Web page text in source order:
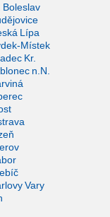
Boleslav
Lípa
Místek
Kr.
n.N.
Vary